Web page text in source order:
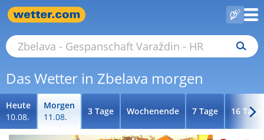
Das Wetter in Zbelava morgen
Heute
10.08.
Morgen
11.08.
3 Tage Wochenende 7 Tage 16 Tage